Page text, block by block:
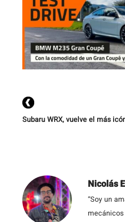
Subaru WRX, vuelve el más
Nicolás
“Soy un